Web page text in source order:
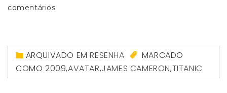
comentários
ARQUIVADO EMRESENHA
MARCADO
COMO 2009,AVATAR,JAMES CAMERON,TITANIC